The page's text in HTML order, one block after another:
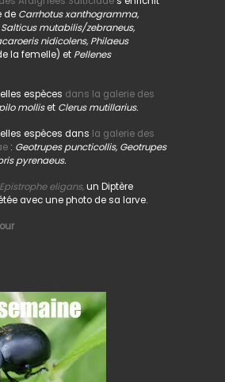
de Carrhotus xanthogramma,
mutabilis/zebraneus,
nidicolens, Philaeus
la femelle) et Pellenes
espèces dans la galerie des
molliset Clerus mutillarius.
espèces dans la galerie des
: Geotrupes puncticollis, Geotrupes
pyrenaeus.
Epistrophe eligans,un Diptère
avec une photo de sa larve.